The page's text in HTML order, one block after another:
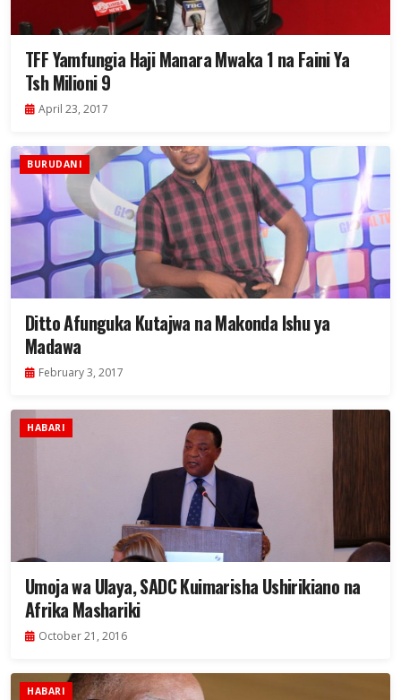
TFF Yamfungia Haji Manara Mwaka 1 na Faini Ya
Tsh Milioni 9
April 23, 2017
BURUDANI
Ditto Afunguka Kutajwa na Makonda Ishu ya
Madawa
February 3, 2017
HABARI
Umoja wa Ulaya, SADC Kuimarisha Ushirikiano na
Afrika Mashariki
October 21, 2016
HABARI